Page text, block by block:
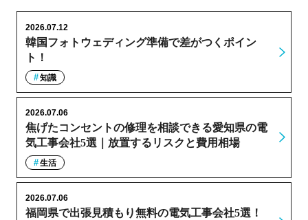
韓国フォトウェディング準備で差がつくポイン
ト！
2026.07.12
知識
焦げたコンセントの修理を相談できる愛知県の電
気工事会社5選｜放置するリスクと費用相場
2026.07.06
生活
福岡県で出張見積もり無料の電気工事会社5選！
2026.07.06